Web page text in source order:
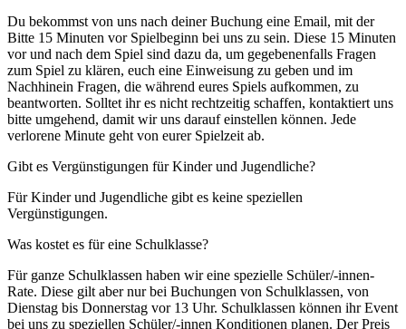
Du bekommst von uns nach deiner Buchung eine Email, mit der
Bitte 15 Minuten vor Spielbeginn bei uns zu sein. Diese 15 Minuten
vor und nach dem Spiel sind dazu da, um gegebenenfalls Fragen
zum Spiel zu klären, euch eine Einweisung zu geben und im
Nachhinein Fragen, die während eures Spiels aufkommen, zu
beantworten. Solltet ihr es nicht rechtzeitig schaffen, kontaktiert uns
bitte umgehend, damit wir uns darauf einstellen können. Jede
verlorene Minute geht von eurer Spielzeit ab.
Gibt es Vergünstigungen für Kinder und Jugendliche?
Für Kinder und Jugendliche gibt es keine speziellen
Vergünstigungen.
Was kostet es für eine Schulklasse?
Für ganze Schulklassen haben wir eine spezielle Schüler/-innen-
Rate. Diese gilt aber nur bei Buchungen von Schulklassen, von
Dienstag bis Donnerstag vor 13 Uhr. Schulklassen können ihr Event
bei uns zu speziellen Schüler/-innen Konditionen planen. Der Preis